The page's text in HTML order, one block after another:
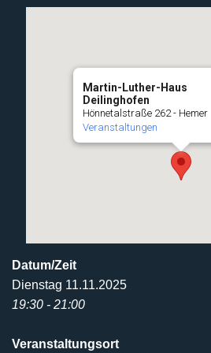
Martin-Luther-Haus
Deilinghofen
Hönnetalstraße 262 - Hemer
Veranstaltungen
Datum/Zeit
Dienstag 11.11.2025
19:30 - 21:00
Veranstaltungsort